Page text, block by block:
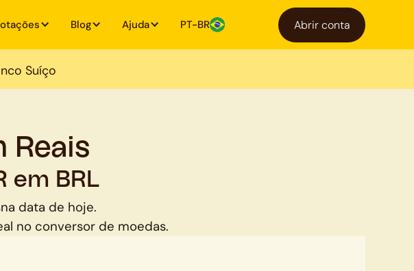
Blog Ajuda PT-BR Abrir conta
Suíço
Reais
em BRL
na data de hoje.
no conversor de moedas.